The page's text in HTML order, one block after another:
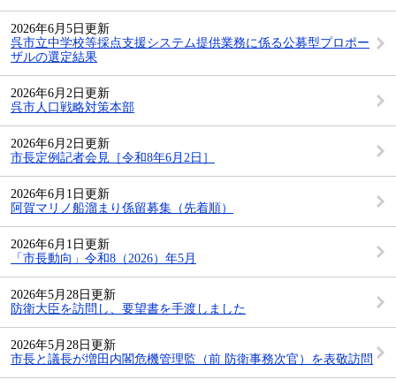
2026年6月5日更新
呉市立中学校等採点支援システム提供業務に係る公募型プロポー
ザルの選定結果
2026年6月2日更新
呉市人口戦略対策本部
2026年6月2日更新
市長定例記者会見［令和8年6月2日］
2026年6月1日更新
阿賀マリノ船溜まり係留募集（先着順）
2026年6月1日更新
「市長動向」令和8（2026）年5月
2026年5月28日更新
防衛大臣を訪問し、要望書を手渡しました
2026年5月28日更新
市長と議長が増田内閣危機管理監（前 防衛事務次官）を表敬訪問